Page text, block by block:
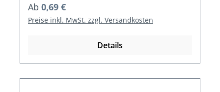
Regulärer Preis:
Ab 0,69 €
Preise inkl. MwSt. zzgl. Versandkosten
Details